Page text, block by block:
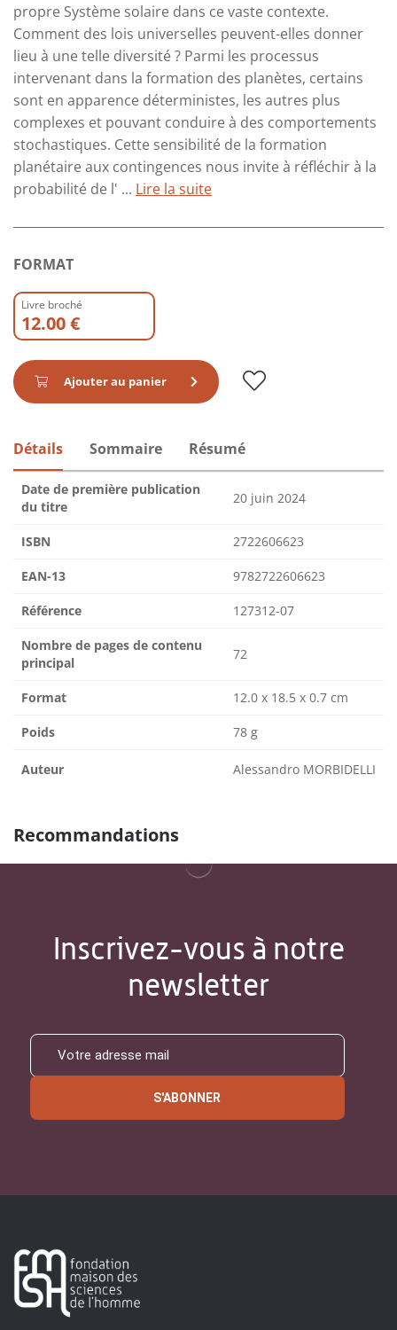
propre Système solaire dans ce vaste contexte.
Comment des lois universelles peuvent-elles donner
lieu à une telle diversité ? Parmi les processus
intervenant dans la formation des planètes, certains
sont en apparence déterministes, les autres plus
complexes et pouvant conduire à des comportements
stochastiques. Cette sensibilité de la formation
planétaire aux contingences nous invite à réfléchir à la
probabilité de l' ... Lire la suite
FORMAT
Livre broché
12.00 €
Ajouter au panier
Détails Sommaire Résumé
Date de première publication
du titre
20 juin 2024
ISBN 2722606623
EAN-13 9782722606623
Référence 127312-07
Nombre de pages de contenu
principal
72
Format 12.0 x 18.5 x 0.7 cm
Poids 78 g
Auteur Alessandro MORBIDELLI
Recommandations
Inscrivez-vous à notre
newsletter
S'ABONNER